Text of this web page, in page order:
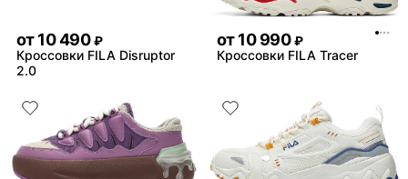
от10 490 ₽
Кроссовки FILA Disruptor
2.0
от10 990 ₽
Кроссовки FILA Tracer